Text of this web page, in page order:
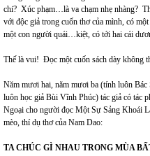
chi? Xúc phạm…là va chạm nhẹ nhàng?
với độc giả trong cuốn thơ của mình, có
một con người quái…kiệt, có tới hai cái
Thế là vui! Đọc một cuốn sách dày không
Năm mươi hai, năm mươi ba (tính luôn
luôn học giả Bùi Vĩnh Phúc) tác giả có tác
Ngoại cho người đọc Một Sự Sảng Khoái
mèo, thí dụ thơ của Nam Dao:
TA CHÚC GÌ NHAU TRONG MÙA